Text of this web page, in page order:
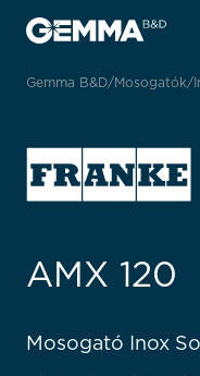
Gemma B&D Mosogatók
AMX 120
Mosogató Inox